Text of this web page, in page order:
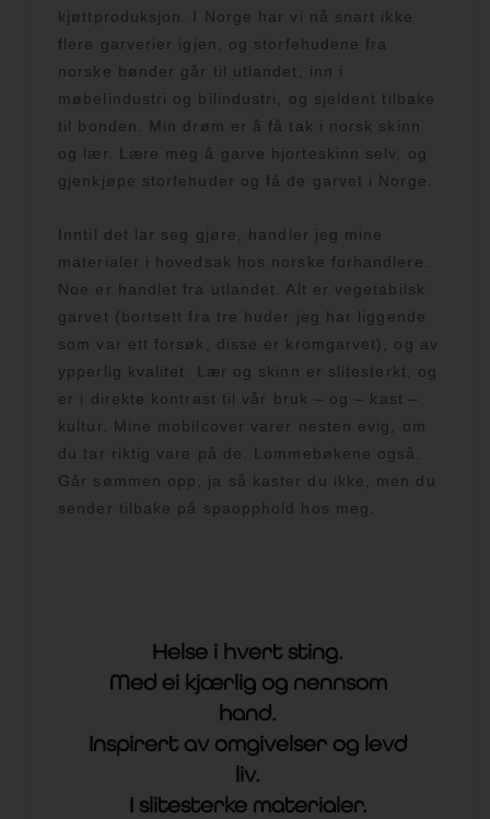
kjøttproduksjon. I Norge har vi nå snart ikke
flere garverier igjen, og storfehudene fra
norske bønder går til utlandet, inn i
møbelindustri og bilindustri, og sjeldent tilbake
til bonden. Min drøm er å få tak i norsk skinn
og lær. Lære meg å garve hjorteskinn selv, og
gjenkjøpe storfehuder og få de garvet i Norge.
Inntil det lar seg gjøre, handler jeg mine
materialer i hovedsak hos norske forhandlere.
Noe er handlet fra utlandet. Alt er vegetabilsk
garvet (bortsett fra tre huder jeg har liggende
som var ett forsøk, disse er kromgarvet), og av
ypperlig kvalitet. Lær og skinn er slitesterkt, og
er i direkte kontrast til vår bruk – og – kast –
kultur. Mine mobilcover varer nesten evig, om
du tar riktig vare på de. Lommebøkene også.
Går sømmen opp, ja så kaster du ikke, men du
sender tilbake på spaopphold hos meg.
Helse i hvert sting.
Med ei kjærlig og nennsom
hand.
Inspirert av omgivelser og levd
liv.
I slitesterke materialer.